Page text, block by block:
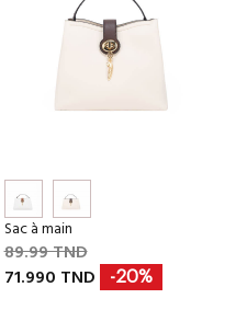
Sac à main
89.99 TND
71.990 TND
-20%